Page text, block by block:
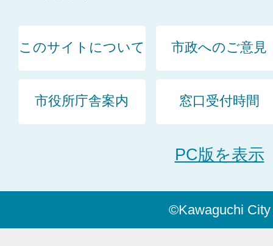
このサイトについて 市政へのご意見
市役所庁舎案内 窓口受付時間
PC版を表示
©Kawaguchi City